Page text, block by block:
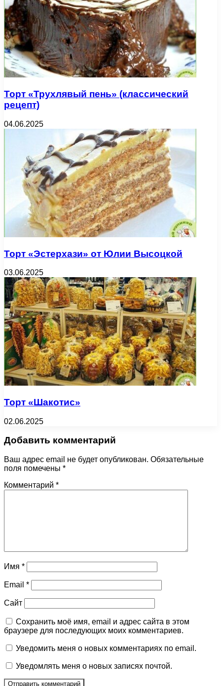
Торт «Трухлявый пень» (классический
рецепт)
04.06.2025
Торт «Эстерхази» от Юлии Высоцкой
03.06.2025
Торт «Шакотис»
02.06.2025
Добавить комментарий
Ваш адрес email не будет опубликован. Обязательные
поля помечены *
Комментарий *
Имя *
Email *
Сайт
Сохранить моё имя, email и адрес сайта в этом
браузере для последующих моих комментариев.
Уведомить меня о новых комментариях по email.
Уведомлять меня о новых записях почтой.